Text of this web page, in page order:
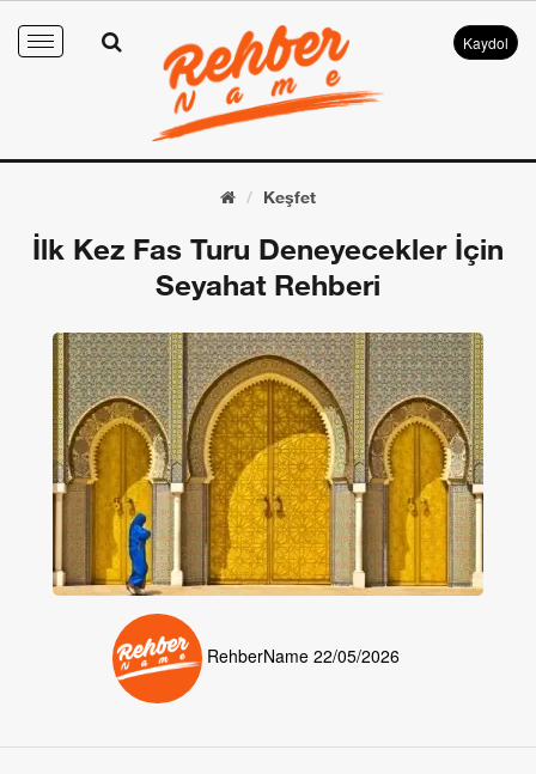
Toggle
Kaydol
Keşfet
İlk Kez Fas Turu Deneyecekler İçin
Seyahat Rehberi
RehberName 22/05/2026